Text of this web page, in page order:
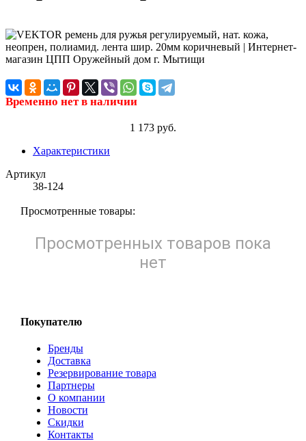
Временно нет в наличии
1 173 руб.
Характеристики
Артикул
38-124
Просмотренные товары:
Просмотренных товаров пока
нет
Покупателю
Бренды
Доставка
Резервирование товара
Партнеры
О компании
Новости
Скидки
Контакты